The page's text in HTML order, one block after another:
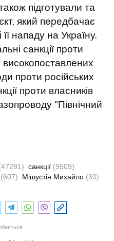
підготували та
який передбачає
її нападу на Україну.
санкції проти
проти російських
проти власників
"Північний
санкції (9509)
(607) Мішустін Михайло (30)